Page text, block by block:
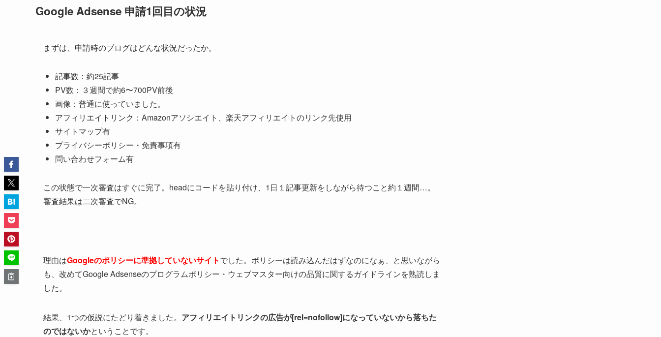
Google Adsense 申請1回目の状況
まずは、申請時のブログはどんな状況だったか。
記事数：約25記事
PV数：３週間で約6〜700PV前後
画像：普通に使っていました。
アフィリエイトリンク：Amazonアソシエイト、楽天アフィリエイトのリンク先使用
サイトマップ有
プライバシーポリシー・免責事項有
問い合わせフォーム有
この状態で一次審査はすぐに完了。headにコードを貼り付け、1日１記事更新をしながら待つこと約１週間…。
審査結果は二次審査でNG。
理由はGoogleのポリシーに準拠していないサイトでした。ポリシーは読み込んだはずなのになぁ、と思いながら
も、改めてGoogle Adsenseのプログラムポリシー・ウェブマスター向けの品質に関するガイドラインを熟読しま
した。
結果、1つの仮説にたどり着きました。 アフィリエイトリンクの広告が[rel=nofollow]になっていないから落ちた
のではないかということです。